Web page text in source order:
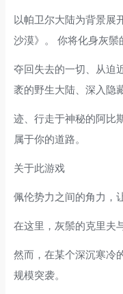
以帕卫尔大陆为背景
沙漠》。 你将化身灰鬃
夺回失去的一切、从迫
袤的野生大陆、深入隐
迹、行走于神秘的阿比
属于你的道路。
关于此游戏
佩伦势力之间的角力，
在这里，灰鬃的克里夫
然而，在某个深沉寒冷
规模突袭。